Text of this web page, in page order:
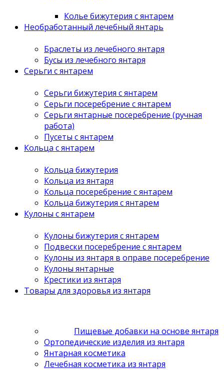
Колье бижутерия с янтарем
Необработанный лечебный янтарь
Браслеты из лечебного янтаря
Бусы из лечебного янтаря
Серьги с янтарем
Серьги бижутерия с янтарем
Серьги посеребрение с янтарем
Серьги янтарные посеребрение (ручная
работа)
Пусеты с янтарем
Кольца с янтарем
Кольца бижутерия
Кольца из янтаря
Кольца посеребрение с янтарем
Кольца бижутерия с янтарем
Кулоны с янтарем
Кулоны бижутерия с янтарем
Подвески посеребрение с янтарем
Кулоны из янтаря в оправе посеребрение
Кулоны янтарные
Крестики из янтаря
Товары для здоровья из янтаря
Пищевые добавки на основе янтаря
Ортопедические изделия из янтаря
Янтарная косметика
Лечебная косметика из янтаря